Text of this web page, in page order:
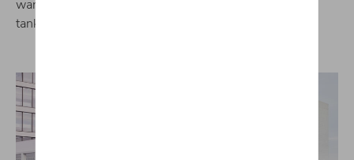
wanneer, waar en hoeveel u tankt vanaf een minimaal
tankniveau van 10 liter.